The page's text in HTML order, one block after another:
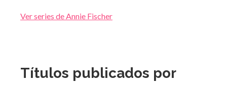
Ver series de Annie Fischer
Títulos publicados por